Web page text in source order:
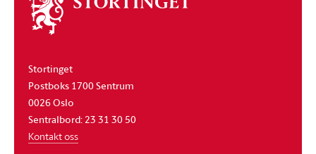
stortinget
Stortinget
Postboks 1700 Sentrum
0026 Oslo
Sentralbord: 23 31 30 50
Kontakt oss